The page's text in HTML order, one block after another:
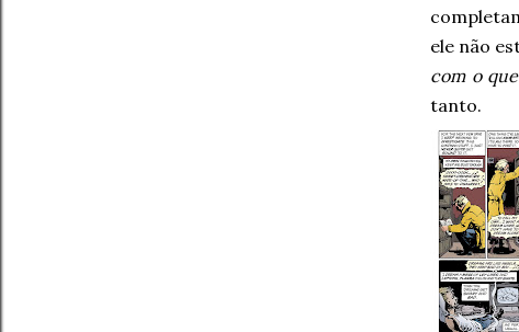
ele não
com o
tanto.